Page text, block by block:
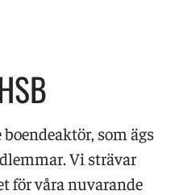
som ägs
Vi strävar
för våra nuvarande